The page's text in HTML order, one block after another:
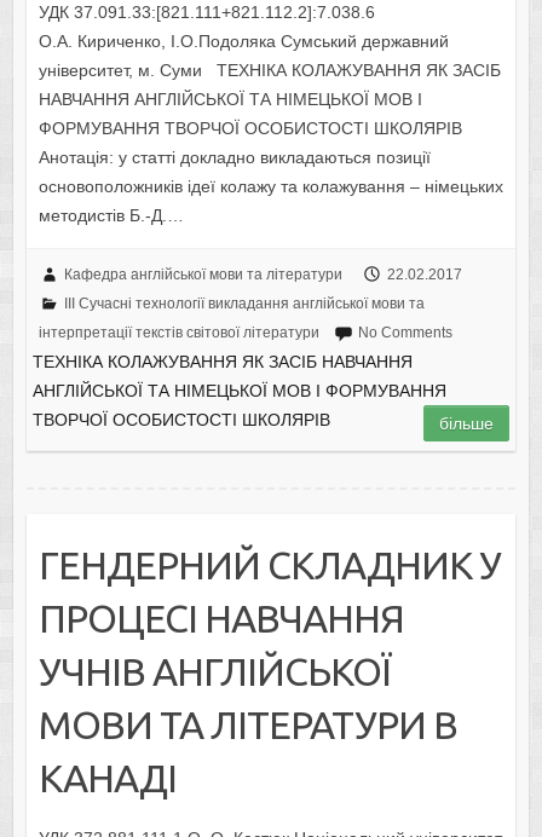
УДК 37.091.33:[821.111+821.112.2]:7.038.6
О.А. Кириченко, І.О.Подоляка Сумський державний
університет, м. Суми ТЕХНІКА КОЛАЖУВАННЯ ЯК ЗАСІБ
НАВЧАННЯ АНГЛІЙСЬКОЇ ТА НІМЕЦЬКОЇ МОВ І
ФОРМУВАННЯ ТВОРЧОЇ ОСОБИСТОСТІ ШКОЛЯРІВ
Анотація: у статті докладно викладаються позиції
основоположників ідеї колажу та колажування – німецьких
методистів Б.-Д.…
Кафедра англійської мови та літератури
22.02.2017
III Сучасні технології викладання англійської мови та
інтерпретації текстів світової літератури
No Comments
ТЕХНІКА КОЛАЖУВАННЯ ЯК ЗАСІБ НАВЧАННЯ
АНГЛІЙСЬКОЇ ТА НІМЕЦЬКОЇ МОВ І ФОРМУВАННЯ
ТВОРЧОЇ ОСОБИСТОСТІ ШКОЛЯРІВ
більше
ГЕНДЕРНИЙ СКЛАДНИК У
ПРОЦЕСІ НАВЧАННЯ
УЧНІВ АНГЛІЙСЬКОЇ
МОВИ ТА ЛІТЕРАТУРИ В
КАНАДІ